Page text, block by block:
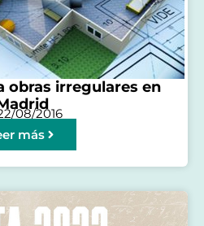
obras irregulares en
08/2016
más